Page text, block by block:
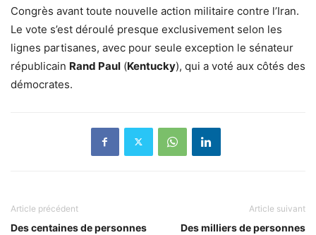
Congrès avant toute nouvelle action militaire contre l’Iran.
Le vote s’est déroulé presque exclusivement selon les
lignes partisanes, avec pour seule exception le sénateur
républicain Rand Paul (Kentucky), qui a voté aux côtés des
démocrates.
Article précédent
Des centaines de personnes
Article suivant
Des milliers de personnes